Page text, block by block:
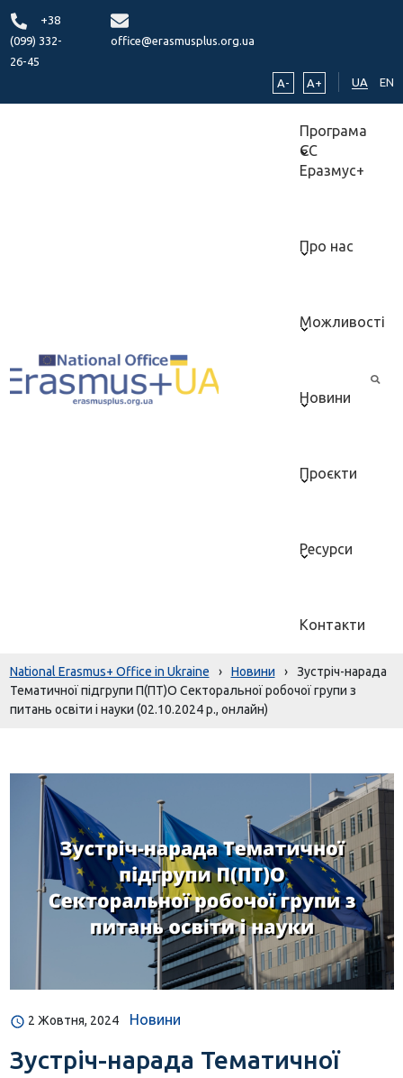
+38
(099) 332-
26-45
office@erasmusplus.org.ua
A- A+ UA EN
Програма
ЄС
Еразмус+
Про нас
Можливості
Новини
Проєкти
Ресурси
Контакти
National Erasmus+ Office in Ukraine › Новини ›
Зустріч-нарада
Тематичної підгрупи П(ПТ)О Секторальної робочої групи з
питань освіти і науки (02.10.2024 р., онлайн)
2 Жовтня, 2024 Новини
Зустріч-нарада Тематичної